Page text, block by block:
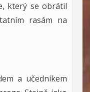
který se obrátil
rasám na
a učedníkem